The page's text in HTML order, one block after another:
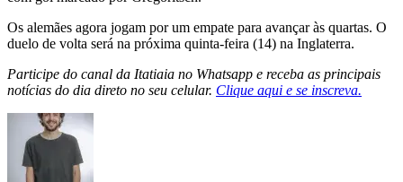
Os alemães agora jogam por um empate para avançar às quartas. O
duelo de volta será na próxima quinta-feira (14) na Inglaterra.
Participe do canal da Itatiaia no Whatsapp e receba as principais
notícias do dia direto no seu celular. Clique aqui e se inscreva.